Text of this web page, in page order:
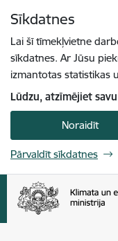
Sīkdatnes
Lai šī tīmekļvietne
sīkdatnes. Ar Jūsu
izmantotas statistikas
Lūdzu, atzīmējiet
Noraidīt
Pārvaldīt sīkdatnes